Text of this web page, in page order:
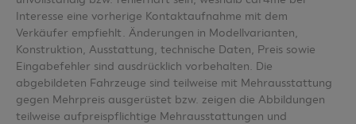
Interesse eine vorherige Kontaktaufnahme mit dem
Verkäufer empfiehlt. Änderungen in Modellvarianten,
Konstruktion, Ausstattung, technische Daten, Preis sowie
Eingabefehler sind ausdrücklich vorbehalten. Die
abgebildeten Fahrzeuge sind teilweise mit Mehrausstattung
gegen Mehrpreis ausgerüstet bzw. zeigen die Abbildungen
teilweise aufpreispflichtige Mehrausstattungen und